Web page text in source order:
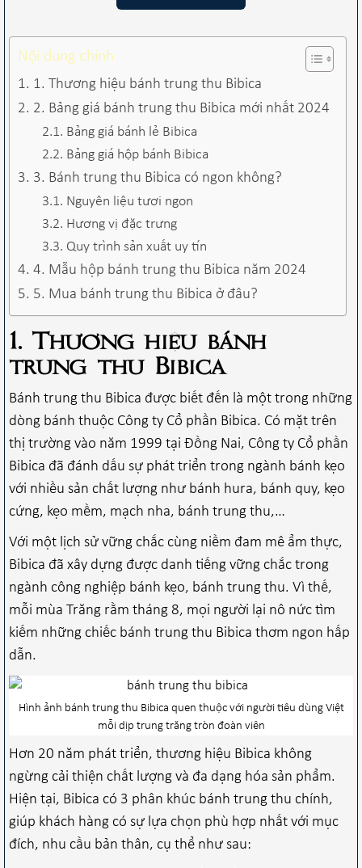
Nội dung chính
1. Thương hiệu bánh trung thu Bibica
2. Bảng giá bánh trung thu Bibica mới nhất 2024
Bảng giá bánh lẻ Bibica
Bảng giá hộp bánh Bibica
3. Bánh trung thu Bibica có ngon không?
Nguyên liệu tươi ngon
Hương vị đặc trưng
Quy trình sản xuất uy tín
4. Mẫu hộp bánh trung thu Bibica năm 2024
5. Mua bánh trung thu Bibica ở đâu?
1. Thương hiệu bánh
trung thu Bibica
Bánh trung thu Bibica được biết đến là một trong những
dòng bánh thuộc Công ty Cổ phần Bibica. Có mặt trên
thị trường vào năm 1999 tại Đồng Nai, Công ty Cổ phần
Bibica đã đánh dấu sự phát triển trong ngành bánh kẹo
với nhiều sản chất lượng như bánh hura, bánh quy, kẹo
cứng, kẹo mềm, mạch nha, bánh trung thu,…
Với một lịch sử vững chắc cùng niềm đam mê ẩm thực,
Bibica đã xây dựng được danh tiếng vững chắc trong
ngành công nghiệp bánh kẹo, bánh trung thu. Vì thế,
mỗi mùa Trăng rằm tháng 8, mọi người lại nô nức tìm
kiếm những chiếc bánh trung thu Bibica thơm ngon hấp
dẫn.
Hình ảnh bánh trung thu Bibica quen thuộc với người tiêu dùng Việt
mỗi dịp trung trăng tròn đoàn viên
Hơn 20 năm phát triển, thương hiệu Bibica không
ngừng cải thiện chất lượng và đa dạng hóa sản phẩm.
Hiện tại, Bibica có 3 phân khúc bánh trung thu chính,
giúp khách hàng có sự lựa chọn phù hợp nhất với mục
đích, nhu cầu bản thân, cụ thể như sau: